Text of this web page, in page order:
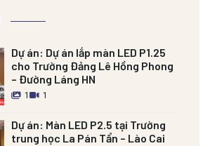
Dự án: Dự án lắp màn LED P1.25
cho Trường Đảng Lê Hồng Phong
– Đường Láng HN
1 1
Dự án: Màn LED P2.5 tại Trường
trung học La Pán Tẩn – Lào Cai